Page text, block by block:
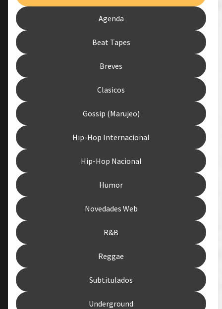
Agenda
Beat Tapes
Breves
Clasicos
Gossip (Marujeo)
Hip-Hop Internacional
Hip-Hop Nacional
Humor
Novedades Web
R&B
Reggae
Subtitulados
Underground